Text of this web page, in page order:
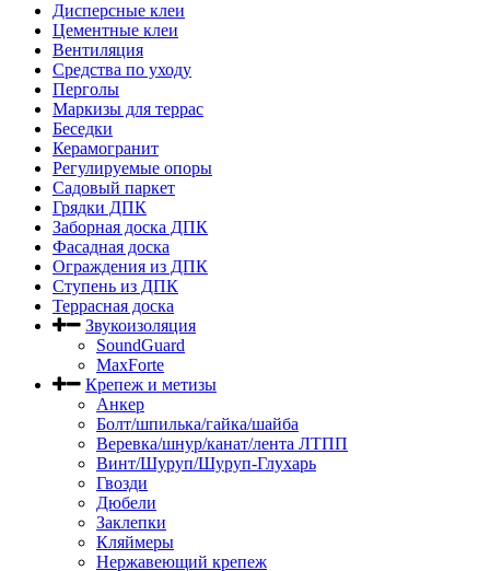
Дисперсные клеи
Цементные клеи
Вентиляция
Средства по уходу
Перголы
Маркизы для террас
Беседки
Керамогранит
Регулируемые опоры
Садовый паркет
Грядки ДПК
Заборная доска ДПК
Фасадная доска
Ограждения из ДПК
Ступень из ДПК
Террасная доска
Звукоизоляция
SoundGuard
MaxForte
Крепеж и метизы
Анкер
Болт/шпилька/гайка/шайба
Веревка/шнур/канат/лента ЛТПП
Винт/Шуруп/Шуруп-Глухарь
Гвозди
Дюбели
Заклепки
Кляймеры
Нержавеющий крепеж